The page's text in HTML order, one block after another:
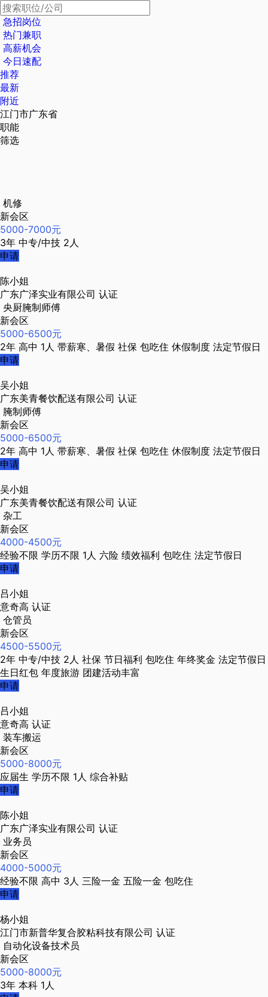
急招岗位
热门兼职
高薪机会
今日速配
推荐
最新
附近
江门市广东省
职能
筛选
机修
新会区
5000-7000元
3年 中专/中技 2人
申请
陈小姐
广东广泽实业有限公司 认证
央厨腌制师傅
新会区
5000-6500元
2年 高中 1人 带薪寒、暑假 社保 包吃住 休假制度 法定节假日
申请
吴小姐
广东美青餐饮配送有限公司 认证
腌制师傅
新会区
5000-6500元
2年 高中 1人 带薪寒、暑假 社保 包吃住 休假制度 法定节假日
申请
吴小姐
广东美青餐饮配送有限公司 认证
杂工
新会区
4000-4500元
经验不限 学历不限 1人 六险 绩效福利 包吃住 法定节假日
申请
吕小姐
意奇高 认证
仓管员
新会区
4500-5500元
2年 中专/中技 2人 社保 节日福利 包吃住 年终奖金 法定节假日
生日红包 年度旅游 团建活动丰富
申请
吕小姐
意奇高 认证
装车搬运
新会区
5000-8000元
应届生 学历不限 1人 综合补贴
申请
陈小姐
广东广泽实业有限公司 认证
业务员
新会区
4000-5000元
经验不限 高中 3人 三险一金 五险一金 包吃住
申请
杨小姐
江门市新普华复合胶粘科技有限公司 认证
自动化设备技术员
新会区
5000-8000元
3年 本科 1人